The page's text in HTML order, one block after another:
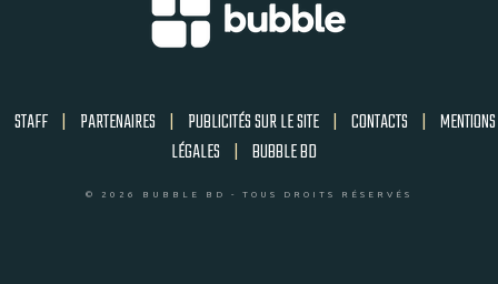
STAFF | PARTENAIRES | PUBLICITÉS SUR LE SITE | CONTACTS | MENTIONS
LÉGALES | BUBBLE BD
© 2026 BUBBLE BD - TOUS DROITS RÉSERVÉS